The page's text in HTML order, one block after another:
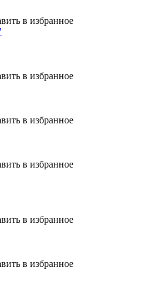
в избранное
в избранное
в избранное
в избранное
в избранное
в избранное